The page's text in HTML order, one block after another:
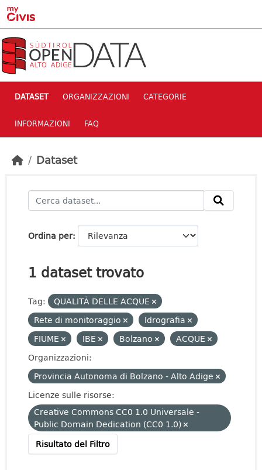
Skip to main content
DATASET ORGANIZZAZIONI CATEGORIE
INFORMAZIONI FAQ
Dataset
Ordina per
1 dataset trovato
Tag:
QUALITÀ DELLE ACQUE
Rete di monitoraggio
Idrografia
FIUME
IBE Bolzano
ACQUE
Organizzazioni:
Provincia Autonoma di Bolzano - Alto Adige
Licenze sulle risorse:
Creative Commons CC0 1.0 Universale -
Public Domain Dedication (CC0 1.0)
Risultato del Filtro